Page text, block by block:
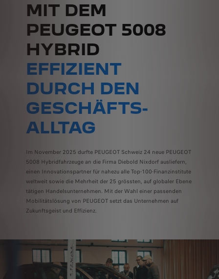
MIT DEM
PEUGEOT 5008
HYBRID
EFFIZIENT
DURCH DEN
GESCHÄFTS-
ALLTAG
Im November 2025 durfte PEUGEOT Schweiz 24 neue PEUGEOT
5008 Hybridfahrzeuge an die Firma Diebold Nixdorf ausliefern,
einen Innovationspartner für nahezu alle Top-100-Finanzinstitute
weltweit sowie die Mehrheit der 25 grössten, auf globaler Ebene
tätigen Handelsunternehmen. Mit der Wahl einer passenden
Mobilitätslösung von PEUGEOT setzt das Unternehmen auf
Zukunftsgeist und Effizienz.